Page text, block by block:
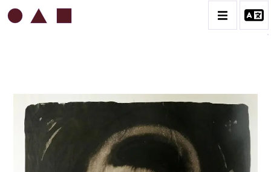
ROBERT MALAVAL
BIOGRAPHIE
CATALOGUE DES OEUVRES